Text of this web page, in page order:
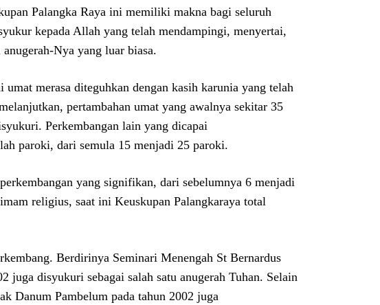
Palangka Raya ini memiliki makna bagi seluruh
kepada Allah yang telah mendampingi, menyertai,
Nya yang luar biasa.
merasa diteguhkan dengan kasih karunia yang telah
pertambahan umat yang awalnya sekitar 35
Perkembangan lain yang dicapai
paroki, dari semula 15 menjadi 25 paroki.
yang signifikan, dari sebelumnya 6 menjadi
religius, saat ini Keuskupan Palangkaraya total
Berdirinya Seminari Menengah St Bernardus
juga disyukuri sebagai salah satu anugerah Tuhan. Selain
Danum Pambelum pada tahun 2002 juga